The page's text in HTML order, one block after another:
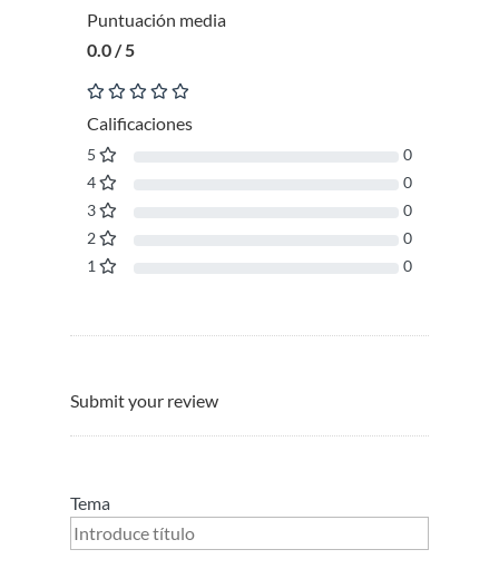
Puntuación media
0.0 / 5
Calificaciones
5
0
4
0
3
0
2
0
1
0
Submit your review
Tema